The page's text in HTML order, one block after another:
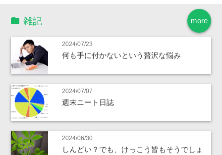
more
雑記
2024/07/23
何も手に付かないという贅沢な悩み
2024/07/07
週末ニート日誌
2024/06/30
しんどい？でも、けっこう皆もそうでしょ